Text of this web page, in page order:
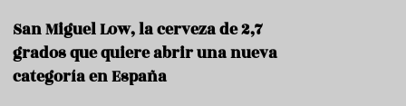
t
a
u
San Miguel Low, la cerveza de 2,7
grados que quiere abrir una nueva
categoría en España